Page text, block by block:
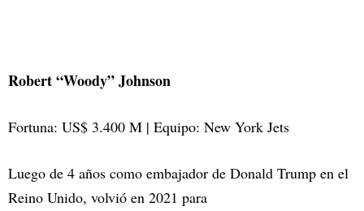
Robert “Woody” Johnson
Fortuna: US$ 3.400 M | Equipo: New York Jets
Luego de 4 años como embajador de Donald Trump en el
Reino Unido, volvió en 2021 para